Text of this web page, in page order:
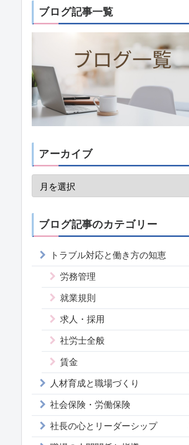
ブログ記事一覧
アーカイブ
ブログ記事のカテゴリー
トラブル対応と働き方の知恵
労務管理
就業規則
求人・採用
社労士全般
賃金
人材育成と職場づくり
社会保険・労働保険
社長の心とリーダーシップ